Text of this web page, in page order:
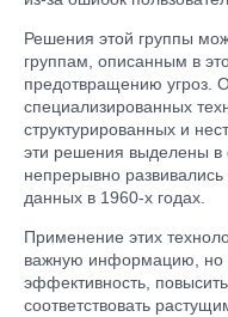
Решения этой группы
группам, описанным в
предотвращению угроз.
специализированных
структурированных и
эти решения выделены в
непрерывно
данных в 1960-х годах.
Применение этих
важную информацию, но
эффективность,
соответствовать